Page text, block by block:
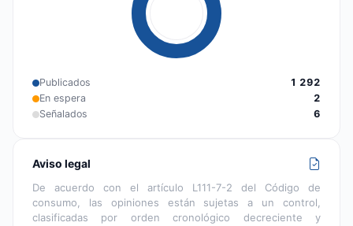
Publicados
1 292
En espera
2
Señalados
6
Aviso legal
De acuerdo con el artículo L111-7-2 del Código de
consumo, las opiniones están sujetas a un control,
clasificadas por orden cronológico decreciente y